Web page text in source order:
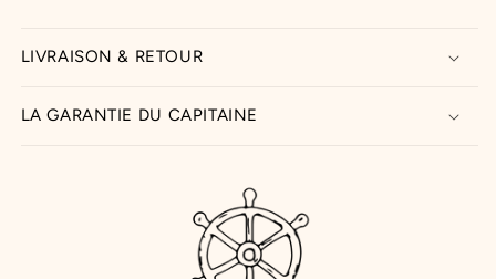
LIVRAISON & RETOUR
LA GARANTIE DU CAPITAINE